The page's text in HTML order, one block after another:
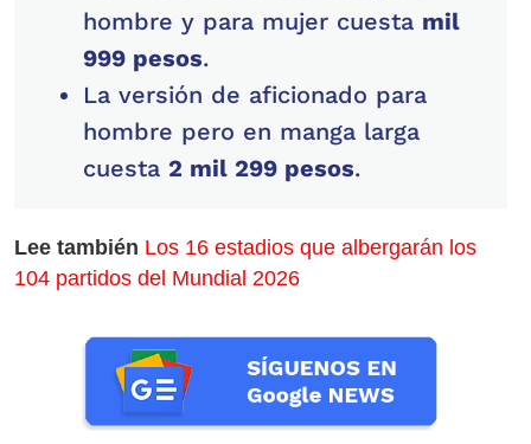
hombre y para mujer cuesta mil
999 pesos.
La versión de aficionado para
hombre pero en manga larga
cuesta 2 mil 299 pesos.
Lee también Los 16 estadios que albergarán los
104 partidos del Mundial 2026